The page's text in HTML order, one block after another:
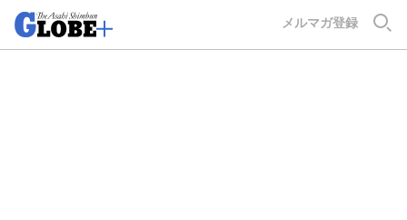
メルマガ登録